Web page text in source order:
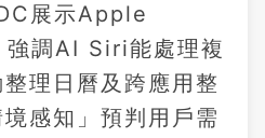
展示Apple
調AI Siri能處理複
理日曆及跨應用整
感知」預判用戶需